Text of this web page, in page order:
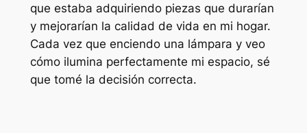
que estaba adquiriendo piezas que durarían
y mejorarían la calidad de vida en mi hogar.
Cada vez que enciendo una lámpara y veo
cómo ilumina perfectamente mi espacio, sé
que tomé la decisión correcta.